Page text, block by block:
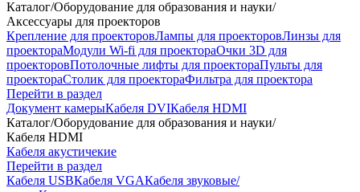
Каталог/Оборудование для образования и науки/
Аксессуары для проекторов
Крепление для проекторовЛампы для проекторовЛинзы для
проектораМодули Wi-fi для проектораОчки 3D для
проекторовПотолочные лифты для проектораПульты для
проектораСтолик для проектораФильтра для проектора
Перейти в раздел
Документ камерыКабеля DVIКабеля HDMI
Каталог/Оборудование для образования и науки/
Кабеля HDMI
Кабеля акустичекие
Перейти в раздел
Кабеля USBКабеля VGAКабеля звуковые/